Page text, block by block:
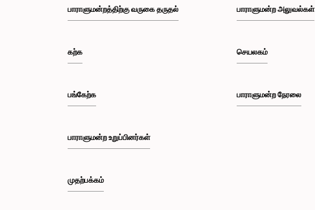
பாராளுமன்றத்திற்கு வருகை தருதல்
கற்க
பங்கேற்க
பாராளுமன்ற உறுப்பினர்கள்
முதற்பக்கம்
பாராளுமன்ற அலுவல்கள்
செயலகம்
பாராளுமன்ற நேரலை